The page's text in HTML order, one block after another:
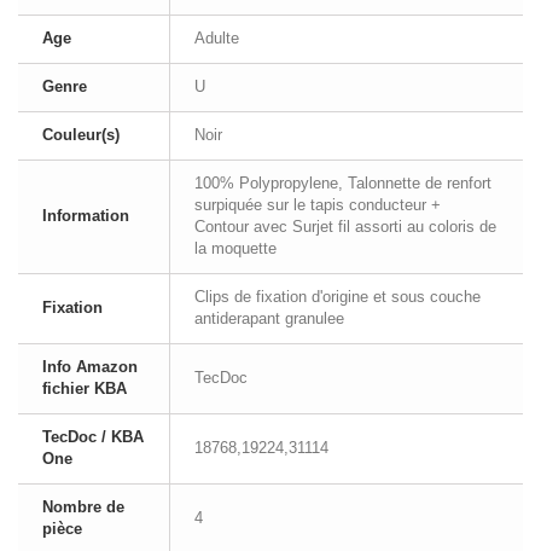
Age Adulte
Genre U
Couleur(s) Noir
Information
100% Polypropylene, Talonnette de renfort
surpiquée sur le tapis conducteur +
Contour avec Surjet fil assorti au coloris de
la moquette
Fixation
Clips de fixation d'origine et sous couche
antiderapant granulee
Info Amazon
fichier KBA
TecDoc
TecDoc / KBA
One
18768,19224,31114
Nombre de
pièce
4